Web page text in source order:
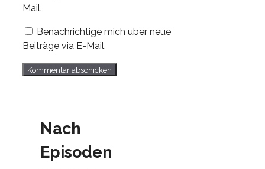
Mail.
Benachrichtige mich über neue
Beiträge via E-Mail.
Nach
Episoden